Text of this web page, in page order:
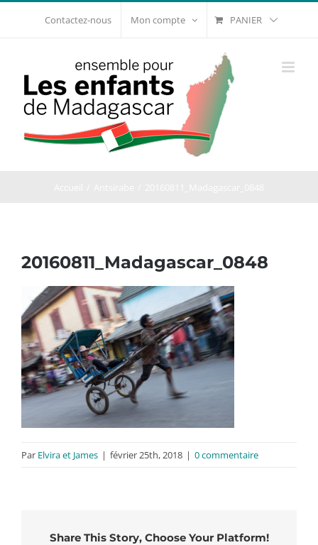
Contactez-nous Mon compte PANIER
20160811_Madagascar_0848
Par Elvira et James | février 25th, 2018 | 0 commentaire
Share This Story, Choose Your Platform!